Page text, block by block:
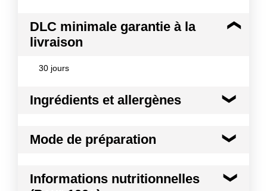
DLC minimale garantie à la
livraison
30 jours
Ingrédients et allergènes
100% griottes.
Opérations
Mode de préparation
réfrigérateur, puis utiliser comme des fruits frais.
Informations nutritionnelles